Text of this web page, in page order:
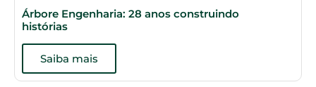
Árbore Engenharia: 28 anos construindo
histórias
Saiba mais